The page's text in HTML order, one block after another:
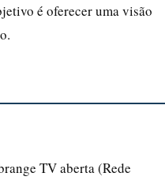
é oferecer uma visão
TV aberta (Rede